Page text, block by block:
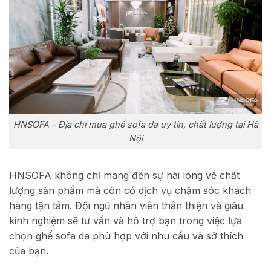
HNSOFA – Địa chỉ mua ghế sofa da uy tín, chất lượng tại Hà
Nội
HNSOFA không chỉ mang đến sự hài lòng về chất
lượng sản phẩm mà còn có dịch vụ chăm sóc khách
hàng tận tâm. Đội ngũ nhân viên thân thiện và giàu
kinh nghiệm sẽ tư vấn và hỗ trợ bạn trong việc lựa
chọn ghế sofa da phù hợp với nhu cầu và sở thích
của bạn.